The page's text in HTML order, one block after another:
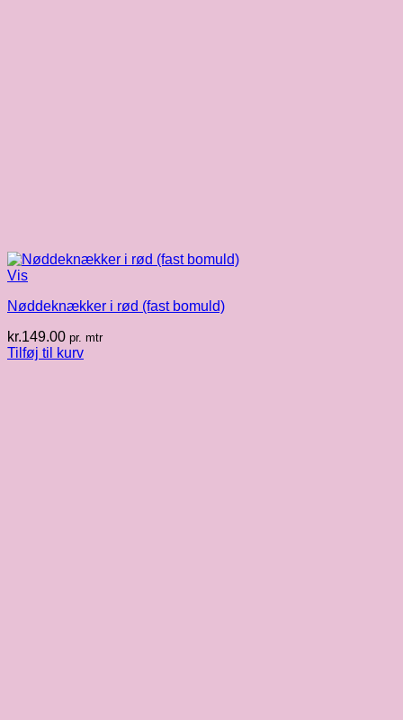
Vis
Nøddeknækker i rød (fast bomuld)
kr.149.00 pr. mtr
Tilføj til kurv